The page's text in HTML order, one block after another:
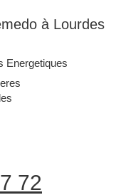
à Lourdes
Energetiques
72